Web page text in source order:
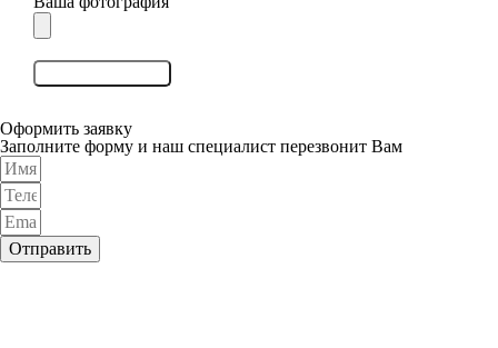
Оформить заявку
Заполните форму и наш специалист перезвонит Вам
Отправить